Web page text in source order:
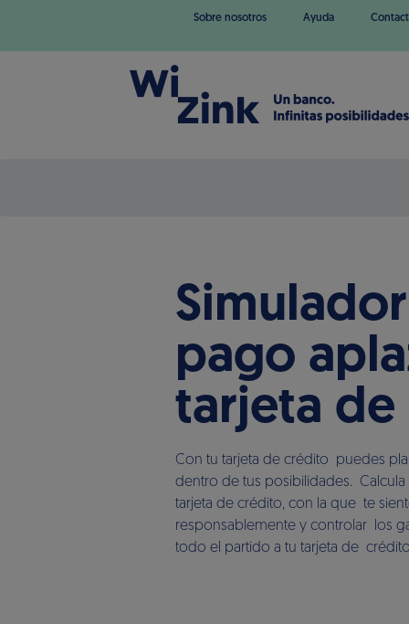
Sobre nosotros Ayuda
pago
tarjeta
Con tu tarjeta de crédito puedes
dentro de tus posibilidades.
tarjeta de crédito, con la que te
responsablemente y controlar los
todo el partido a tu tarjeta de